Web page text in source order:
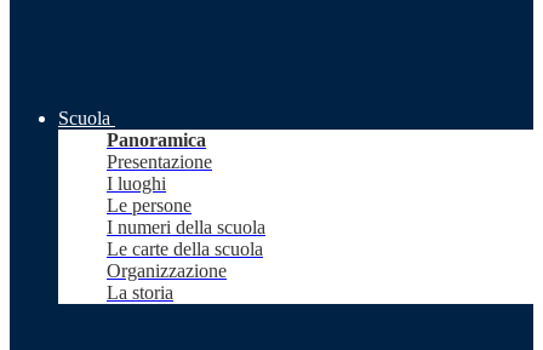
Scuola
Panoramica
Presentazione
I luoghi
Le persone
I numeri della scuola
Le carte della scuola
Organizzazione
La storia